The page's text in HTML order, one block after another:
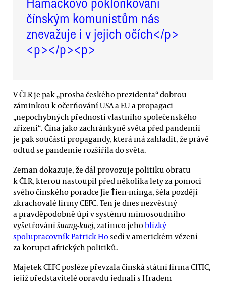
čínským komunistům nás
znevažuje i v jejich očích</p>
<p></p><p>
V ČLR je pak „prosba českého prezidenta“ dobrou
záminkou k očerňování USA a EU a propagaci
„nepochybných předností vlastního společenského
zřízení“. Čína jako zachránkyně světa před pandemií
je pak součástí propagandy, která má zahladit, že právě
odtud se pandemie rozšířila do světa.
Zeman dokazuje, že dál provozuje politiku obratu
k ČLR, kterou nastoupil před několika lety za pomoci
svého čínského poradce Jie Ťien-minga, šéfa později
zkrachovalé firmy CEFC. Ten je dnes nezvěstný
a pravděpodobně úpí v systému mimosoudního
vyšetřování šuang-kuej, zatímco jehoblízký
spolupracovník Patrick Hosedí v americkém vězení
za korupci afrických politiků.
Majetek CEFC posléze převzala čínská státní firma CITIC,
jejíž představitelé opravdu jednali s Hradem